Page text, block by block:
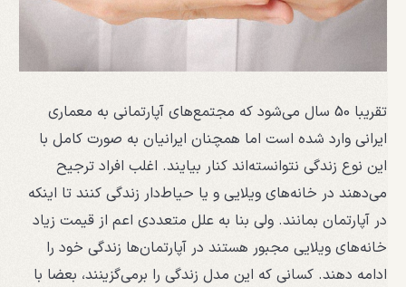
تقریبا 50 سال می‌شود که مجتمع‌های آپارتمانی به معماری
ایرانی وارد شده است اما همچنان ایرانیان به صورت کامل با
این نوع زندگی نتوانسته‌اند کنار بیایند. اغلب افراد ترجیح
می‌دهند در خانه‌های ویلایی و یا حیاط‌دار زندگی کنند تا اینکه
در آپارتمان بمانند. ولی بنا به علل متعددی اعم از قیمت زیاد
خانه‌های ویلایی مجبور هستند در آپارتمان‌ها زندگی خود را
ادامه دهند. کسانی که این مدل زندگی را برمی‌گزینند، بعضا با